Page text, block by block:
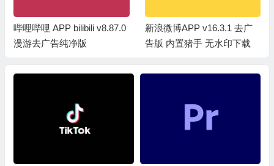
哔哩哔哩 APP bilibili v8.87.0
漫游去广告纯净版
新浪微博APP v16.3.1 去广
告版 内置猪手 无水印下载